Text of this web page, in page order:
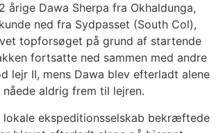
årige Dawa Sherpa fra Okhaldunga,
ned fra Sydpasset (South Col),
topforsøget på grund af startende
fortsatte ned sammen med andre
lejr II, mens Dawa blev efterladt alene
aldrig frem til lejren.
ekspeditionsselskab bekræftede